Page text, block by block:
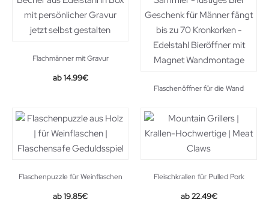
Flachmänner mit Gravur
14.99€
Flaschenöffner für die Wand
Flaschenpuzzle für Weinflaschen
19.85€
Fleischkrallen für Pulled Pork
22.49€